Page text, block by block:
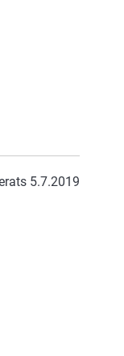
5.7.2019